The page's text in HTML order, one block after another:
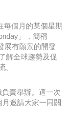
每個月的某個星期
」，簡稱
展有願景的開發
解全球趨勢及促
。
責舉辦。這一次
邀請大家一同關